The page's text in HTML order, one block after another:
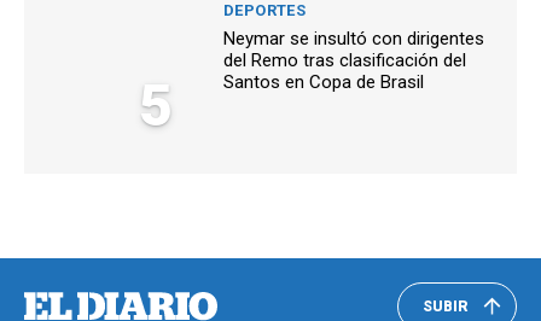
5
DEPORTES
Neymar se insultó con dirigentes
del Remo tras clasificación del
Santos en Copa de Brasil
SUBIR